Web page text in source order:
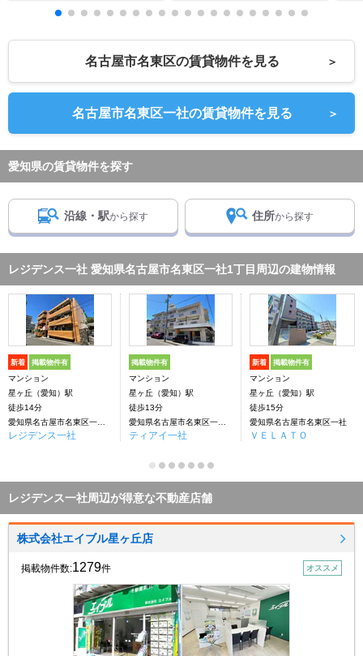
名古屋市名東区の賃貸物件を見る ＞
名古屋市名東区一社の賃貸物件を見る ＞
愛知県の賃貸物件を探す
沿線・駅から探す 住所から探す
レジデンス一社 愛知県名古屋市名東区一社1丁目周辺の建物情報
新着 掲載物件有
マンション
星ヶ丘（愛知）駅
徒歩14分
レジデンス一社
掲載物件有
マンション
星ヶ丘（愛知）駅
徒歩13分
ティアイ一社
新着 掲載物件有
マンション
星ヶ丘（愛知）駅
徒歩15分
愛知県名古屋市名東区一社
ＶＥＬＡＴＯ
レジデンス一社周辺が得意な不動産店舗
株式会社エイブル星ヶ丘店
掲載物件数:1279件 オススメ